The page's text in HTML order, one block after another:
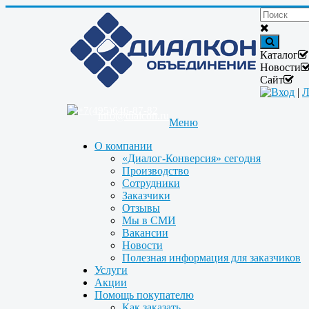
Каталог
Новости
Сайт
Вход |
Меню
О компании
«Диалог-Конверсия» сегодня
Производство
Сотрудники
Заказчики
Отзывы
Мы в СМИ
Вакансии
Новости
Полезная информация для заказчиков
Услуги
Акции
Помощь покупателю